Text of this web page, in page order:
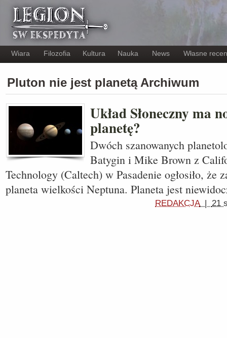
Wiara Filozofia Kultura Nauka News Własne
Pluton nie jest planetą Archiwum
Układ Słoneczny ma
planetę?
Dwóch szanowanych
Batygin i Mike Brown z
Technology (Caltech) w Pasadenie ogłosiło, że
planeta wielkości Neptuna. Planeta jest
REDAKCJA| 21